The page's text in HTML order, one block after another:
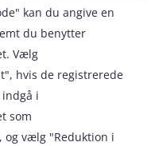
kan du angive en
du benytter
Vælg
hvis de registrerede
i
som
og vælg "Reduktion i